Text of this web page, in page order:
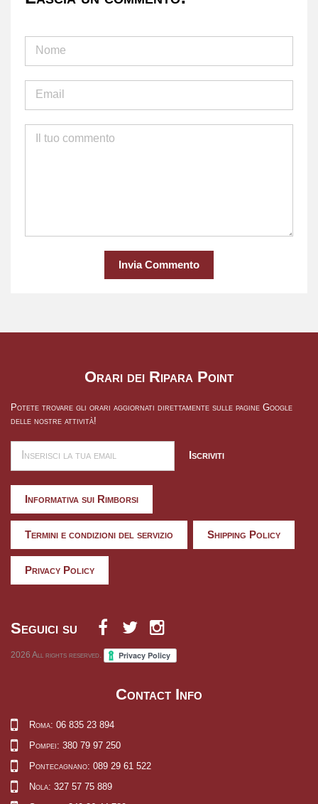
Invia Commento
Orari dei Ripara Point
Potete trovare gli orari aggiornati direttamente sulle pagine Google
delle nostre attività!
Iscriviti
Informativa sui Rimborsi
Termini e condizioni del servizio Shipping Policy
Privacy Policy
Seguici su
2026 All rights reserved.
Contact Info
Roma: 06 835 23 894
Pompei: 380 79 97 250
Pontecagnano: 089 29 61 522
Nola: 327 57 75 889